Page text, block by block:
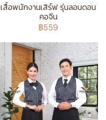
เสื้อพนักงานเสิร์ฟ รุ่นลอนดอน
คอจีน
฿559